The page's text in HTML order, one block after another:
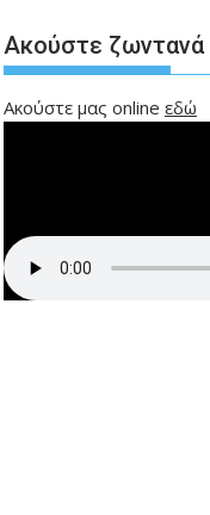
Ακούστε ζωντανά
Ακούστε μας online εδώ